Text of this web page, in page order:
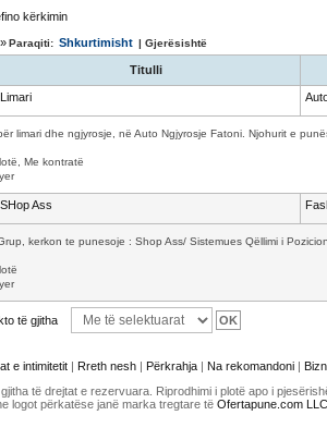
Paraqiti: Shkurtimisht | Gjerësishtë
Titulli
Limari
limari dhe ngjyrosje, në Auto Ngjyrosje Fatoni. Njohurit e
Me kontratë
SHop Ass
kerkon te punesoje : Shop Ass/ Sistemues Qëllimi i
të gjitha
e intimitetit | Rreth nesh | Përkrahja | Na rekomandoni |
të drejtat e rezervuara. Riprodhimi i plotë apo i
logot përkatëse janë marka tregtare të Ofertapune.com LLC